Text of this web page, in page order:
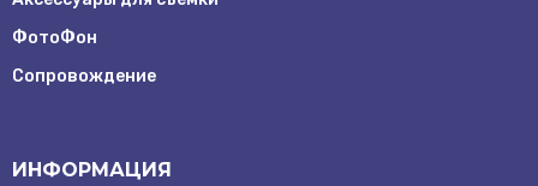
ФотоФон
Сопровождение
ИНФОРМАЦИЯ